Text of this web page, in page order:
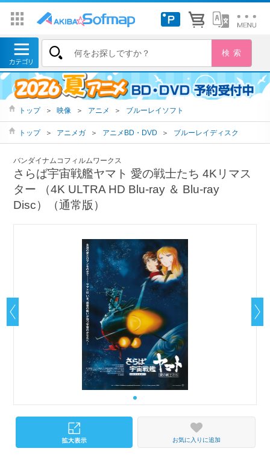
トップ ＞ 映像 ＞ アニメ ＞ ブルーレイソフト
トップ ＞ アニメガ ＞ アニメBD・DVD ＞ ブルーレイディスク
バンダイナムコフィルムワークス
さらば宇宙戦艦ヤマト 愛の戦士たち 4Kリマス
ター （4K ULTRA HD Blu-ray ＆ Blu-ray
Disc）（通常版）
お気に入りに追加